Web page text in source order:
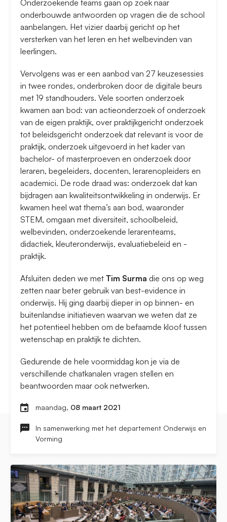
Onderzoekende teams gaan op zoek naar
onderbouwde antwoorden op vragen die de school
aanbelangen. Het vizier daarbij gericht op het
versterken van het leren en het welbevinden van
leerlingen.
Vervolgens was er een aanbod van 27 keuzesessies
in twee rondes, onderbroken door de digitale beurs
met 19 standhouders. Vele soorten onderzoek
kwamen aan bod: van actieonderzoek of onderzoek
van de eigen praktijk, over praktijkgericht onderzoek
tot beleidsgericht onderzoek dat relevant is voor de
praktijk, onderzoek uitgevoerd in het kader van
bachelor- of masterproeven en onderzoek door
leraren, begeleiders, docenten, lerarenopleiders en
academici. De rode draad was: onderzoek dat kan
bijdragen aan kwaliteitsontwikkeling in onderwijs. Er
kwamen heel wat thema’s aan bod, waaronder
STEM, omgaan met diversiteit, schoolbeleid,
welbevinden, onderzoekende lerarenteams,
didactiek, kleuteronderwijs, evaluatiebeleid en -
praktijk.
Afsluiten deden we met Tim Surma die ons op weg
zetten naar beter gebruik van best-evidence in
onderwijs. Hij ging daarbij dieper in op binnen- en
buitenlandse initiatieven waarvan we weten dat ze
het potentieel hebben om de befaamde kloof tussen
wetenschap en praktijk te dichten.
Gedurende de hele voormiddag kon je via de
verschillende chatkanalen vragen stellen en
beantwoorden maar ook netwerken.
maandag, 08 maart 2021
In samenwerking met het departement Onderwijs en
Vorming